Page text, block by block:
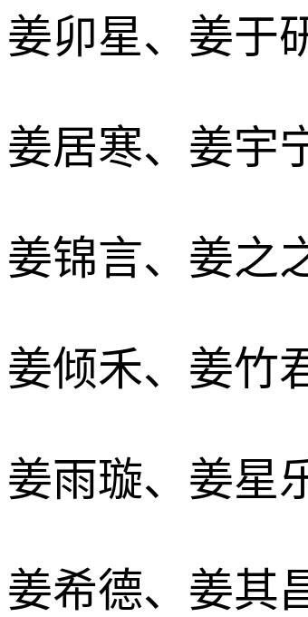
姜卯星、姜于
姜居寒、姜宇
姜锦言、姜之
姜倾禾、姜竹
姜雨璇、姜星
姜希德、姜其